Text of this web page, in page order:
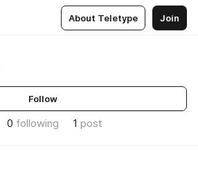
About Teletype Join
Follow
0 following 1 post